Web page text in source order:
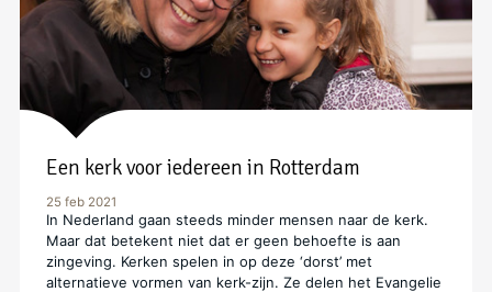
Een kerk voor iedereen in Rotterdam
25 feb 2021
In Nederland gaan steeds minder mensen naar de kerk.
Maar dat betekent niet dat er geen behoefte is aan
zingeving. Kerken spelen in op deze ‘dorst’ met
alternatieve vormen van kerk-zijn. Ze delen het Evangelie